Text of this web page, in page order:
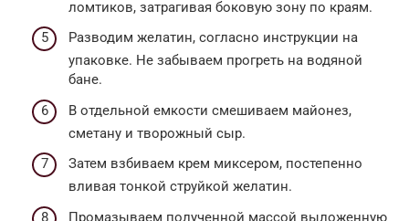
ломтиков, затрагивая боковую зону по краям.
Разводим желатин, согласно инструкции на
упаковке. Не забываем прогреть на водяной
бане.
В отдельной емкости смешиваем майонез,
сметану и творожный сыр.
Затем взбиваем крем миксером, постепенно
вливая тонкой струйкой желатин.
Промазываем полученной массой выложенную